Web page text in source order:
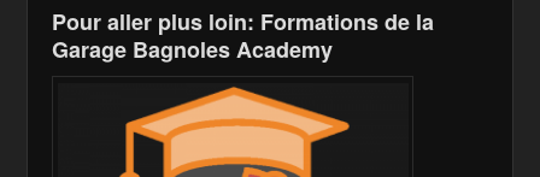
Pour aller plus loin: Formations de la
Garage Bagnoles Academy